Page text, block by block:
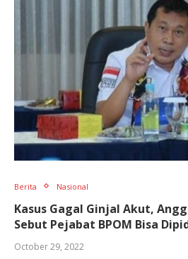
Berita Nasional
Kasus Gagal Ginjal Akut,
Sebut Pejabat BPOM Bisa
October 29, 2022